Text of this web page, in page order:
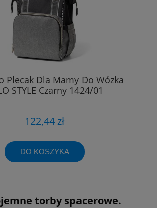
Plecak Dla Mamy Do Wózka
STYLE Czarny 1424/01
122,44 zł
DO KOSZYKA
torby spacerowe.